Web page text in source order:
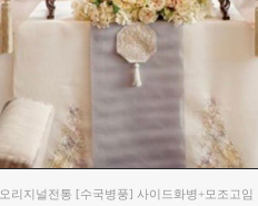
오리지널전통 [수국병풍] 사이드화병+모조고임